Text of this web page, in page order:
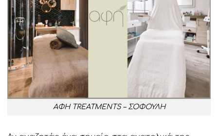
ΑΦΗ TREATMENTS – ΣΟΦΟΥΛΗ